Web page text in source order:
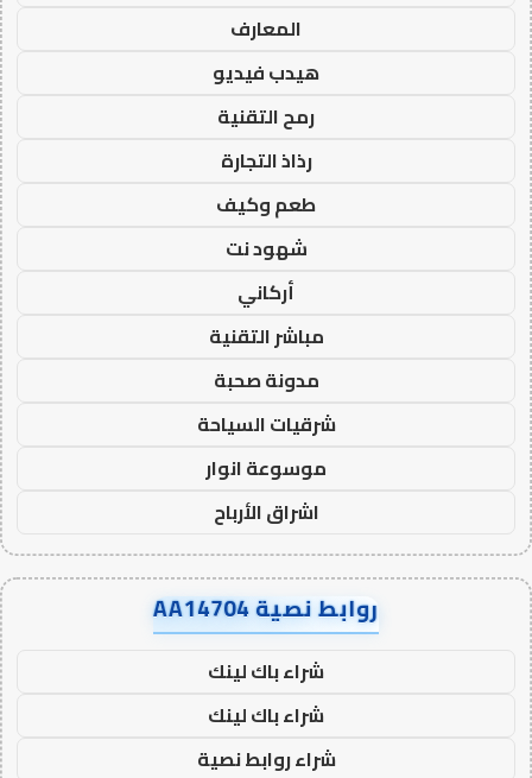
المعارف
هيدب فيديو
رمح التقنية
رذاذ التجارة
طعم وكيف
شهود نت
أركاني
مباشر التقنية
مدونة صحبة
شرقيات السياحة
موسوعة انوار
اشراق الأرباح
روابط نصية AA14704
شراء باك لينك
شراء باك لينك
شراء روابط نصية